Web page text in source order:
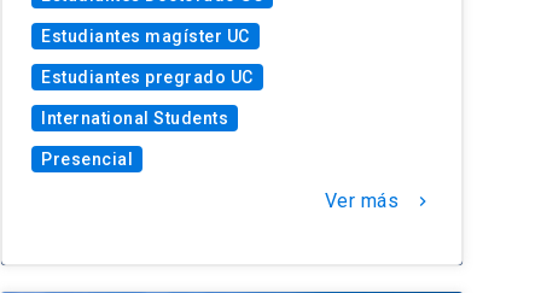
Estudiantes magíster UC
Estudiantes pregrado UC
International Students
Presencial
Ver más chevron_right